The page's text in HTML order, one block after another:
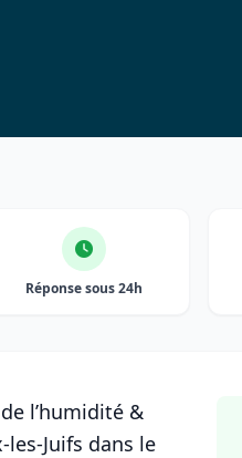
Réponse sous 24h
l’humidité &
Juifs dans le